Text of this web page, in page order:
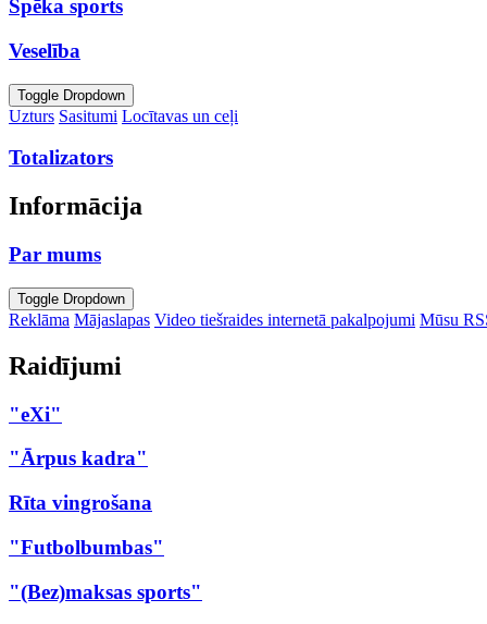
Spēka sports
Veselība
Toggle Dropdown
Uzturs Sasitumi Locītavas un ceļi
Totalizators
Informācija
Par mums
Toggle Dropdown
Reklāma Mājaslapas Video tiešraides internetā pakalpojumi Mūsu
Raidījumi
"eXi"
"Ārpus kadra"
Rīta vingrošana
"Futbolbumbas"
"(Bez)maksas sports"